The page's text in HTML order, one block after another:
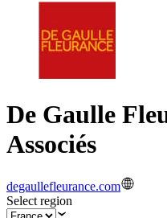
De Gaulle
Associés
degaullefleurance.com
Select region